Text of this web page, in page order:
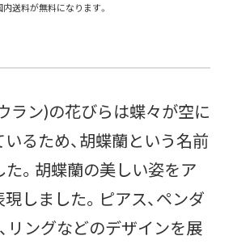
送料が無料になります。
ラン)の花びらは蝶々が空に
るため、胡蝶蘭という名前
。胡蝶蘭の美しい姿をア
しました。ピアス、ペンダ
リングなどのデザインを展